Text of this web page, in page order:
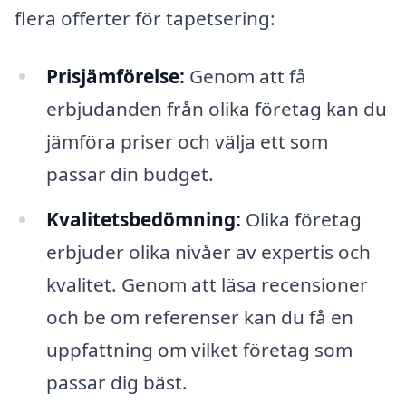
flera offerter för tapetsering:
Prisjämförelse: Genom att få
erbjudanden från olika företag kan du
jämföra priser och välja ett som
passar din budget.
Kvalitetsbedömning: Olika företag
erbjuder olika nivåer av expertis och
kvalitet. Genom att läsa recensioner
och be om referenser kan du få en
uppfattning om vilket företag som
passar dig bäst.